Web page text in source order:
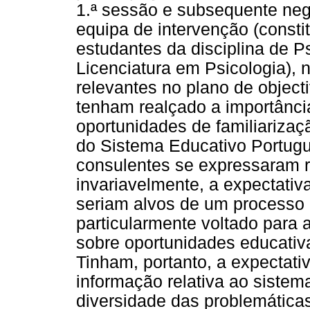
1.ª sessão e subsequente
equipa de intervenção
estudantes da disciplina de
Licenciatura em Psicologia),
relevantes no plano de
tenham realçado a
oportunidades de
do Sistema Educativo
consulentes se expressaram
invariavelmente, a
seriam alvos de um
particularmente voltado para
sobre oportunidades
Tinham, portanto, a
informação relativa ao
diversidade das